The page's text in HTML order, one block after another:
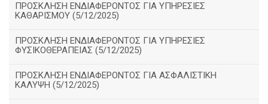
ΠΡΟΣΚΛΗΣΗ ΕΝΔΙΑΦΕΡΟΝΤΟΣ ΓΙΑ ΥΠΗΡΕΣΙΕΣ
ΚΑΘΑΡΙΣΜΟΥ (5/12/2025)
ΠΡΟΣΚΛΗΣΗ ΕΝΔΙΑΦΕΡΟΝΤΟΣ ΓΙΑ ΥΠΗΡΕΣΙΕΣ
ΦΥΣΙΚΟΘΕΡΑΠΕΙΑΣ (5/12/2025)
ΠΡΟΣΚΛΗΣΗ ΕΝΔΙΑΦΕΡΟΝΤΟΣ ΓΙΑ ΑΣΦΑΛΙΣΤΙΚΗ
ΚΑΛΥΨΗ (5/12/2025)